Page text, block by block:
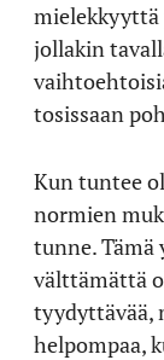
jollakin
tosissaan
Kun tuntee
normien
tunne. Tämä
välttämättä
tyydyttävää,
helpompaa,